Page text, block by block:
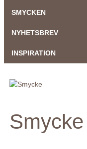
SMYCKEN
NYHETSBREV
INSPIRATION